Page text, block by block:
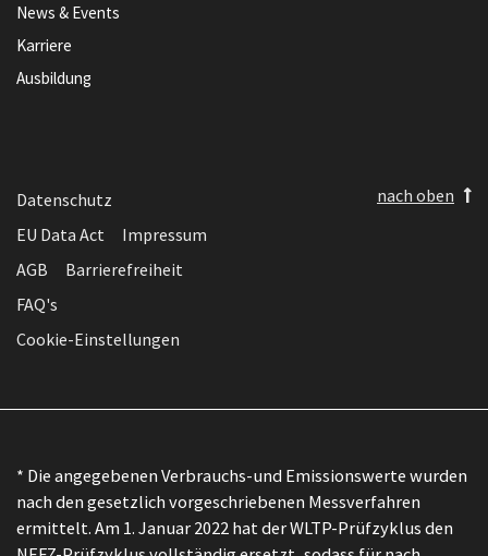
News & Events
Karriere
Ausbildung
Datenschutz
EU Data Act
Impressum
AGB
Barrierefreiheit
FAQ's
Cookie-Einstellungen
nach oben
* Die angegebenen Verbrauchs-und Emissionswerte wurden
nach den gesetzlich vorgeschriebenen Messverfahren
ermittelt. Am 1. Januar 2022 hat der WLTP-Prüfzyklus den